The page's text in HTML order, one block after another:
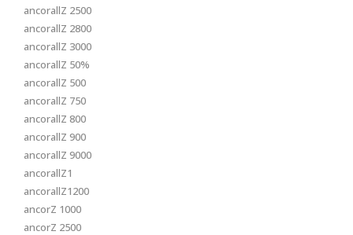
ancorallZ 2500
ancorallZ 2800
ancorallZ 3000
ancorallZ 50%
ancorallZ 500
ancorallZ 750
ancorallZ 800
ancorallZ 900
ancorallZ 9000
ancorallZ1
ancorallZ1200
ancorZ 1000
ancorZ 2500